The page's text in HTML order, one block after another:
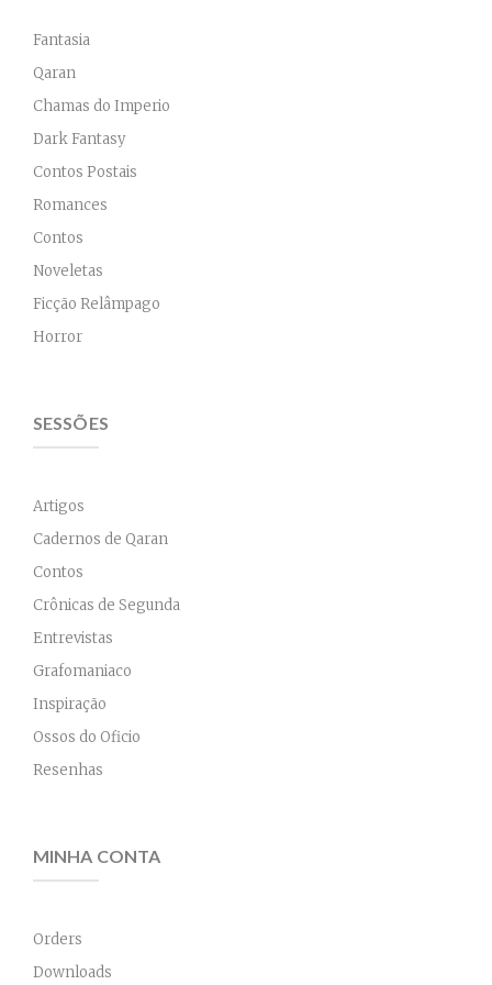
Fantasia
Qaran
Chamas do Imperio
Dark Fantasy
Contos Postais
Romances
Contos
Noveletas
Ficção Relâmpago
Horror
SESSÕES
Artigos
Cadernos de Qaran
Contos
Crônicas de Segunda
Entrevistas
Grafomaniaco
Inspiração
Ossos do Oficio
Resenhas
MINHA CONTA
Orders
Downloads